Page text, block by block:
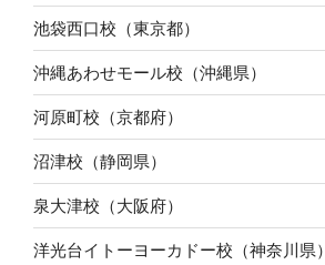
池袋西口校（東京都）
沖縄あわせモール校（沖縄県）
河原町校（京都府）
沼津校（静岡県）
泉大津校（大阪府）
洋光台イトーヨーカドー校（神奈川県）